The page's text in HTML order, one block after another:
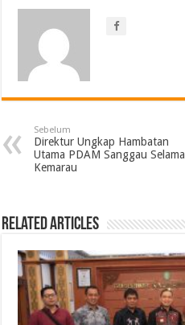
Sebelum
Direktur Ungkap Hambatan
Utama PDAM Sanggau Selama
Kemarau
Related Articles